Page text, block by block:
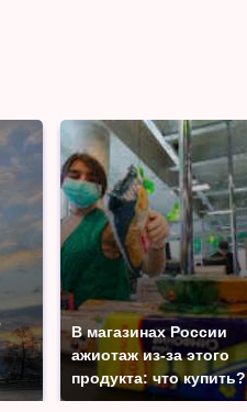
В магазинах России
ажиотаж из-за этого
продукта: что купить?